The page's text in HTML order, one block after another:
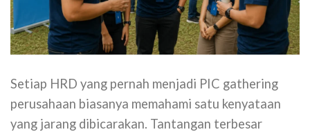
Setiap HRD yang pernah menjadi PIC gathering
perusahaan biasanya memahami satu kenyataan
yang jarang dibicarakan. Tantangan terbesar